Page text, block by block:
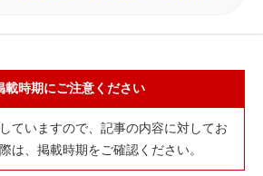
載時期にご注意ください
ていますので、記事の内容に対してお
は、掲載時期をご確認ください。